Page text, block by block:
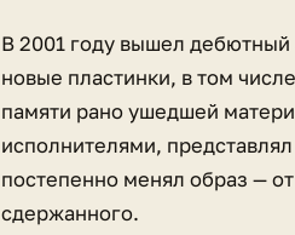
В 2001 году вышел
новые пластинки, в том
памяти рано ушедшей
исполнителями,
постепенно менял образ —
сдержанного.